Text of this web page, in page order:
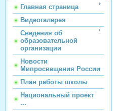
Главная страница
Видеогалерея
Сведения об
образовательной
организации
Новости
Мипросвещения России
План работы школы
Национальный проект
...